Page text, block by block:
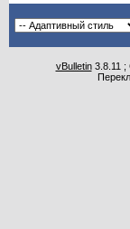
vBulletin3.8.11 ;